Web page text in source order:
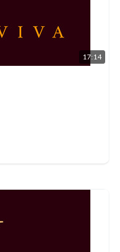
17:14